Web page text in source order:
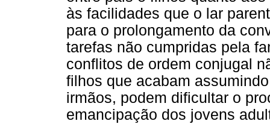
às facilidades que o lar
para o prolongamento da
tarefas não cumpridas pela
conflitos de ordem conjugal
filhos que acabam
irmãos, podem dificultar o
emancipação dos jovens